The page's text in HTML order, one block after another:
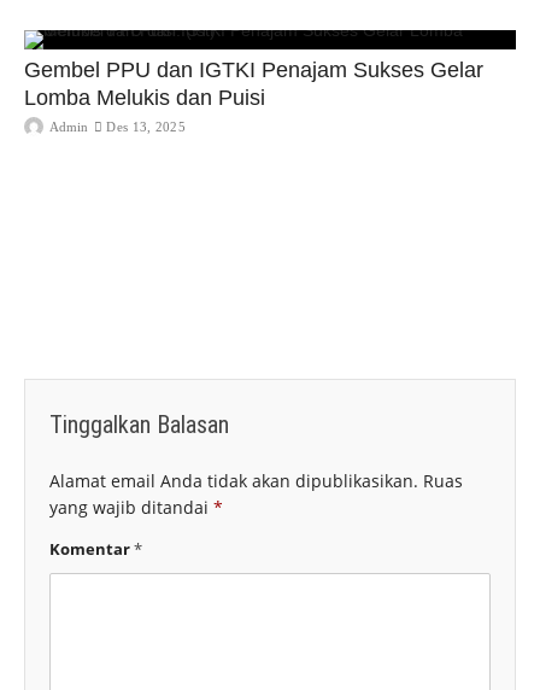
Gembel PPU dan IGTKI Penajam Sukses Gelar
Lomba Melukis dan Puisi
Admin Des 13, 2025
Tinggalkan Balasan
Alamat email Anda tidak akan dipublikasikan. Ruas
yang wajib ditandai *
Komentar*